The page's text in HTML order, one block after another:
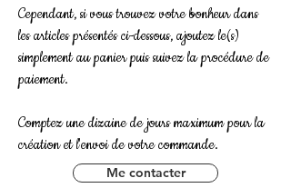
Cependant, si vous trouvez votre bonheur dans
les articles présentés ci-dessous, ajoutez le(s)
simplement au panier puis suivez la procédure de
paiement.
Comptez une dizaine de jours maximum pour la
création et l'envoi de votre commande.
Me contacter